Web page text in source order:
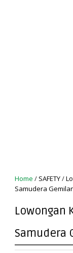
Home / SAFETY/
Samudera
Lowongan
Samudera